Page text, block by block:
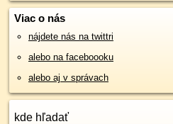
Viac o nás
nájdete nás na twittri
alebo na faceboooku
alebo aj v správach
kde hľadať